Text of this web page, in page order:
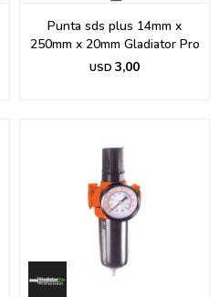
Punta sds plus 14mm x
250mm x 20mm Gladiator Pro
USD 3,00